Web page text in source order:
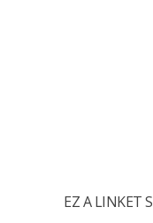
EZ A LINKET